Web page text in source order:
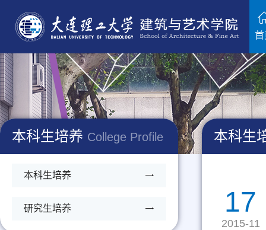
首
本科生培养 College Profile
本科生培养
研究生培养
本科生
17
2015-11